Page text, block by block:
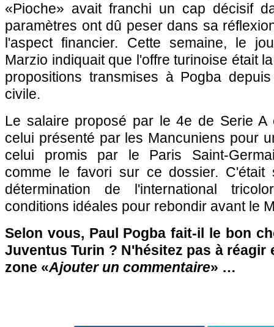
«Pioche» avait franchi un cap décisif
paramètres ont dû peser dans sa
l'aspect financier. Cette semaine, le
Marzio indiquait que l'offre turinoise était
propositions transmises à Pogba
civile.
Le salaire proposé par le 4e de Serie A
celui présenté par les Mancuniens pour
celui promis par le Paris Saint-
comme le favori sur ce dossier. C'était
détermination de l'international
conditions idéales pour rebondir avant le
Selon vous, Paul Pogba fait-il le bon
Juventus Turin ? N'hésitez pas à réagir
zone «Ajouter un commentaire» …